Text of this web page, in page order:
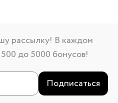
рассылку! В каждом
до 5000 бонусов!
Подписаться